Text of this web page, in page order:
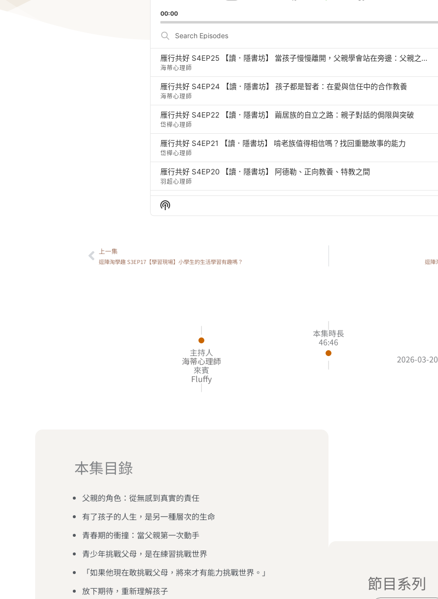
Rate
Previous
Next
00:00
Search
Episodes
雁行共好 S4EP25 【讀．隱書坊】 當孩子慢慢離開，父親學會站在旁邊：父親之路的合作教養
海蒂心理師
雁行共好 S4EP24 【讀．隱書坊】 孩子都是智者：在愛與信任中的合作教養
海蒂心理師
雁行共好 S4EP22 【讀．隱書坊】 繭居族的自立之路：親子對話的侷限與突破
岱樺心理師
雁行共好 S4EP21 【讀．隱書坊】 啃老族值得相信嗎？找回重聽故事的能力
岱樺心理師
雁行共好 S4EP20 【讀．隱書坊】 阿德勒、正向教養、特教之間
羽超心理師
雁行共好 S4EP19 【讀．隱書坊】 一場車禍，撞出不完美但完美的人生
羽超心理師
淑真老師
LOAD MORE
Show
Podcast
上一頁
上一集
逗陣淘學趣 S3EP17【學習現場】小學生的生活學習有趣嗎？ 逗陣
|
主持人
海蒂心理師
來賓
Fluffy
|
|
本集時長
46:46
|
2026-03-20
本集目錄
父親的角色：從無感到真實的責任
有了孩子的人生，是另一種層次的生命
青春期的衝撞：當父親第一次動手
青少年挑戰父母，是在練習挑戰世界
「如果他現在敢挑戰父母，將來才有能力挑戰世界。」
放下期待，重新理解孩子
節目系列